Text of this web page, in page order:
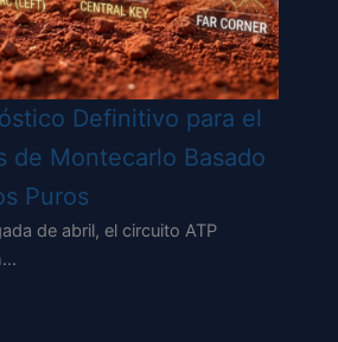
Definitivo para el
de Montecarlo Basado
Puros
de abril, el circuito ATP